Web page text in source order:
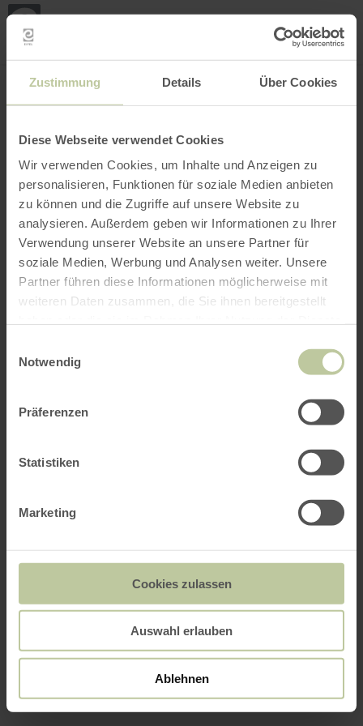
Zustimmung Details Über Cookies
Diese Webseite verwendet Cookies
Wir verwenden Cookies, um Inhalte und Anzeigen zu
personalisieren, Funktionen für soziale Medien anbieten
zu können und die Zugriffe auf unsere Website zu
analysieren. Außerdem geben wir Informationen zu Ihrer
Verwendung unserer Website an unsere Partner für
soziale Medien, Werbung und Analysen weiter. Unsere
Partner führen diese Informationen möglicherweise mit
weiteren Daten zusammen, die Sie ihnen bereitgestellt
Notwendig
Präferenzen
Statistiken
Marketing
Cookies zulassen
Auswahl erlauben
Ablehnen
INTERAKTIVE KARTE
Filter öffnen